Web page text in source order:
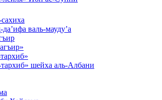
валь-мауду’а
шейха аль-Албани